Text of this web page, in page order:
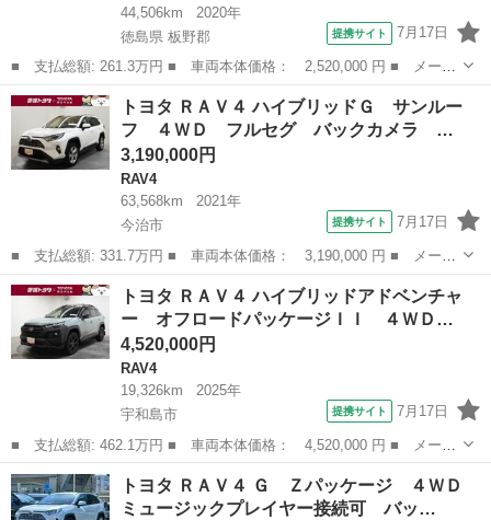
44,506km
2020年
徳島県 板野郡
提携サイト 7月17日
■ 支払総額: 261.3万円 ■ 車両本体価格： 2,520,000 円 ■ メーカ
ー名： トヨタ ■ 車種名： ＲＡＶ４ ■ グレード名： Ｇ ４Ｗ
Ｄ バックカメラ 衝突被害軽減システム ＥＴＣ ＬＥＤヘッドラ
ンプ ワ...
徳島 板野郡 RAV4
トヨタ ＲＡＶ４ ハイブリッドＧ サンルー
フ ４ＷＤ フルセグ バックカメラ …
3,190,000円
RAV4
63,568km
2021年
今治市
提携サイト 7月17日
■ 支払総額: 331.7万円 ■ 車両本体価格： 3,190,000 円 ■ メーカ
ー名： トヨタ ■ 車種名： ＲＡＶ４ ■ グレード名： ハイブリ
ッドＧ サンルーフ ４ＷＤ フルセグ バックカメラ 衝突被害軽
減システ...
愛媛 今治市 RAV4
トヨタ ＲＡＶ４ ハイブリッドアドベンチャ
ー オフロードパッケージＩＩ ４ＷＤ…
4,520,000円
RAV4
19,326km
2025年
宇和島市
提携サイト 7月17日
■ 支払総額: 462.1万円 ■ 車両本体価格： 4,520,000 円 ■ メーカ
ー名： トヨタ ■ 車種名： ＲＡＶ４ ■ グレード名： ハイブリ
ッドアドベンチャー オフロードパッケージＩＩ ４ＷＤ フルセ
グ メモリ...
愛媛 宇和島市 RAV4
トヨタ ＲＡＶ４ Ｇ Ｚパッケージ ４ＷＤ
ミュージックプレイヤー接続可 バッ…